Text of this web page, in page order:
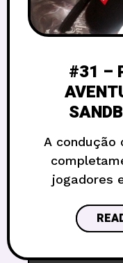
#31 –
A condução
jogadores
falta delas).
como o
muito a